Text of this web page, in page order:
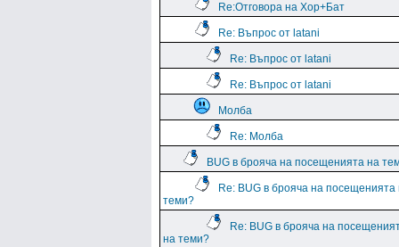
Re:Отговора на Хор+Бат
Re: Въпрос от latani
Re: Въпрос от latani
Re: Въпрос от latani
Молба
Re: Молба
BUG в брояча на посещенията на
Re: BUG в брояча на посещенията
теми?
Re: BUG в брояча на
на теми?